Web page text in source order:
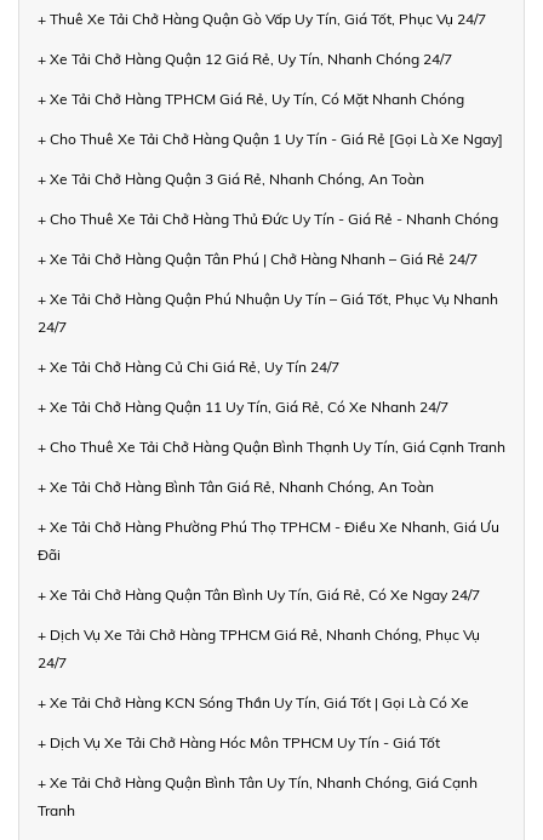
+ Thuê Xe Tải Chở Hàng Quận Gò Vấp Uy Tín, Giá Tốt, Phục Vụ 24/7
+ Xe Tải Chở Hàng Quận 12 Giá Rẻ, Uy Tín, Nhanh Chóng 24/7
+ Xe Tải Chở Hàng TPHCM Giá Rẻ, Uy Tín, Có Mặt Nhanh Chóng
+ Cho Thuê Xe Tải Chở Hàng Quận 1 Uy Tín - Giá Rẻ [Gọi Là Xe Ngay]
+ Xe Tải Chở Hàng Quận 3 Giá Rẻ, Nhanh Chóng, An Toàn
+ Cho Thuê Xe Tải Chở Hàng Thủ Đức Uy Tín - Giá Rẻ - Nhanh Chóng
+ Xe Tải Chở Hàng Quận Tân Phú | Chở Hàng Nhanh – Giá Rẻ 24/7
+ Xe Tải Chở Hàng Quận Phú Nhuận Uy Tín – Giá Tốt, Phục Vụ Nhanh
24/7
+ Xe Tải Chở Hàng Củ Chi Giá Rẻ, Uy Tín 24/7
+ Xe Tải Chở Hàng Quận 11 Uy Tín, Giá Rẻ, Có Xe Nhanh 24/7
+ Cho Thuê Xe Tải Chở Hàng Quận Bình Thạnh Uy Tín, Giá Cạnh Tranh
+ Xe Tải Chở Hàng Bình Tân Giá Rẻ, Nhanh Chóng, An Toàn
+ Xe Tải Chở Hàng Phường Phú Thọ TPHCM - Điều Xe Nhanh, Giá Ưu
Đãi
+ Xe Tải Chở Hàng Quận Tân Bình Uy Tín, Giá Rẻ, Có Xe Ngay 24/7
+ Dịch Vụ Xe Tải Chở Hàng TPHCM Giá Rẻ, Nhanh Chóng, Phục Vụ
24/7
+ Xe Tải Chở Hàng KCN Sóng Thần Uy Tín, Giá Tốt | Gọi Là Có Xe
+ Dịch Vụ Xe Tải Chở Hàng Hóc Môn TPHCM Uy Tín - Giá Tốt
+ Xe Tải Chở Hàng Quận Bình Tân Uy Tín, Nhanh Chóng, Giá Cạnh
Tranh